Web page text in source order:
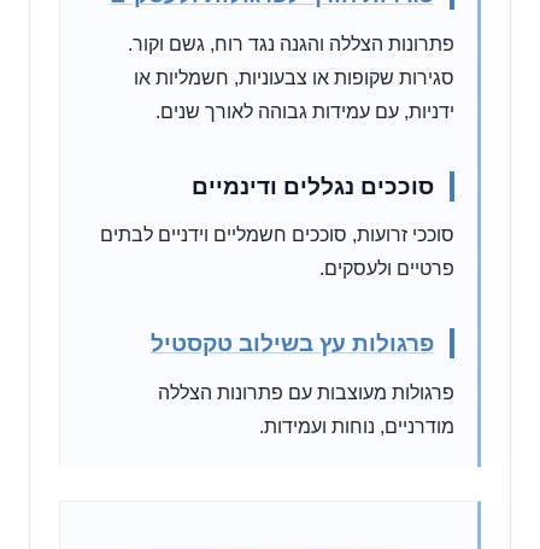
פתרונות הצללה והגנה נגד רוח, גשם וקור.
סגירות שקופות או צבעוניות, חשמליות או
ידניות, עם עמידות גבוהה לאורך שנים.
סוככים נגללים ודינמיים
סוככי זרועות, סוככים חשמליים וידניים לבתים
פרטיים ולעסקים.
פרגולות עץ בשילוב טקסטיל
פרגולות מעוצבות עם פתרונות הצללה
מודרניים, נוחות ועמידות.